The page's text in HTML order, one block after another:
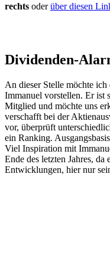
rechts oderüber diesen
Dividenden-
An dieser Stelle möchte ich
Immanuel vorstellen. Er ist
Mitglied und möchte uns
verschafft bei der
vor, überprüft
ein Ranking.
Viel Inspiration mit
Ende des letzten Jahres,
Entwicklungen, hier nur